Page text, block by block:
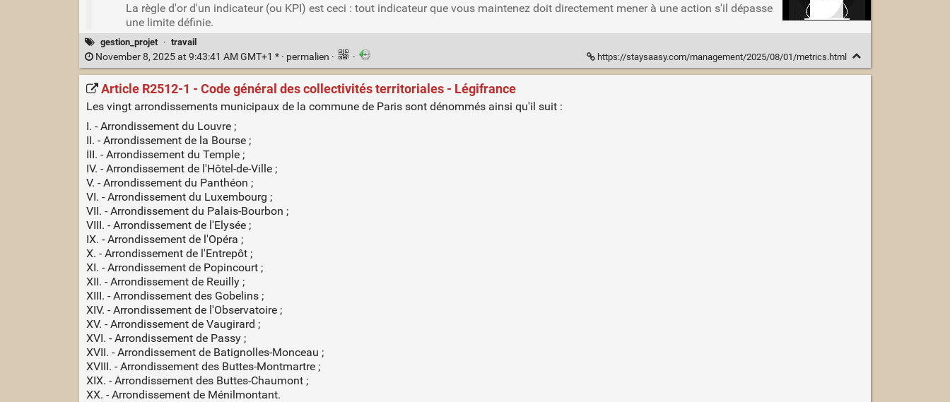
La règle d'or d'un indicateur (ou KPI) est ceci : tout indicateur que vous maintenez doit directement mener à une action s'il dépasse
une limite définie.
gestion_projet · travail
November 8, 2025 at 9:43:41 AM GMT+1 * · permalien · · https://staysaasy.com/management/2025/08/01/metrics.html
Article R2512-1 - Code général des collectivités territoriales - Légifrance
Les vingt arrondissements municipaux de la commune de Paris sont dénommés ainsi qu'il suit :
I. - Arrondissement du Louvre ;
II. - Arrondissement de la Bourse ;
III. - Arrondissement du Temple ;
IV. - Arrondissement de l'Hôtel-de-Ville ;
V. - Arrondissement du Panthéon ;
VI. - Arrondissement du Luxembourg ;
VII. - Arrondissement du Palais-Bourbon ;
VIII. - Arrondissement de l'Elysée ;
IX. - Arrondissement de l'Opéra ;
X. - Arrondissement de l'Entrepôt ;
XI. - Arrondissement de Popincourt ;
XII. - Arrondissement de Reuilly ;
XIII. - Arrondissement des Gobelins ;
XIV. - Arrondissement de l'Observatoire ;
XV. - Arrondissement de Vaugirard ;
XVI. - Arrondissement de Passy ;
XVII. - Arrondissement de Batignolles-Monceau ;
XVIII. - Arrondissement des Buttes-Montmartre ;
XIX. - Arrondissement des Buttes-Chaumont ;
XX. - Arrondissement de Ménilmontant.